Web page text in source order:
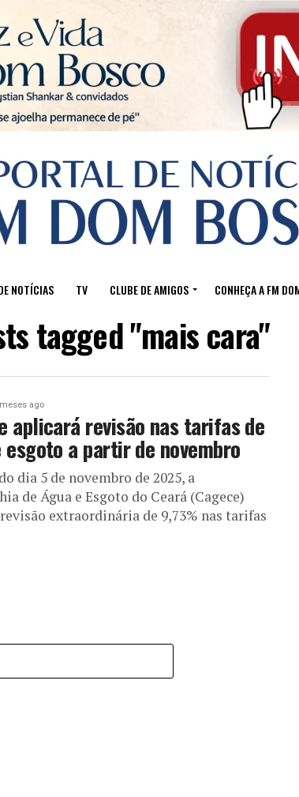
NOTÍCIAS TV CLUBE DE AMIGOS CONHEÇA A FM
tagged "mais cara"
ago
aplicará revisão nas tarifas de
esgoto a partir de novembro
dia 5 de novembro de 2025, a
de Água e Esgoto do Ceará (Cagece)
extraordinária de 9,73% nas tarifas
Sair da versão mobile